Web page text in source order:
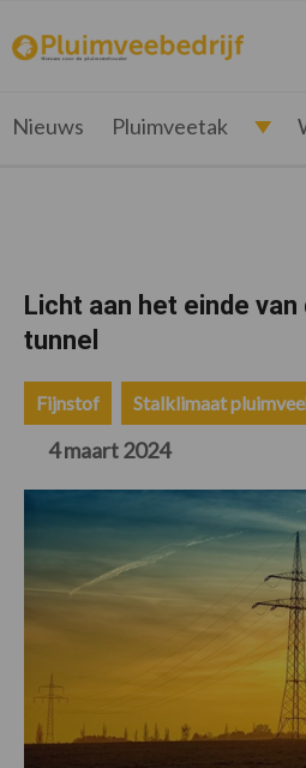
de
hoofdnavigatie
de
hoofd
de
eerste
de
voettekst
pluimveebedrijf.nl
Nieuws
pluimveehouder
Nieuws Pluimveetak
Licht aan het einde
tunnel
Fijnstof Stalklimaat
4 maart 2024